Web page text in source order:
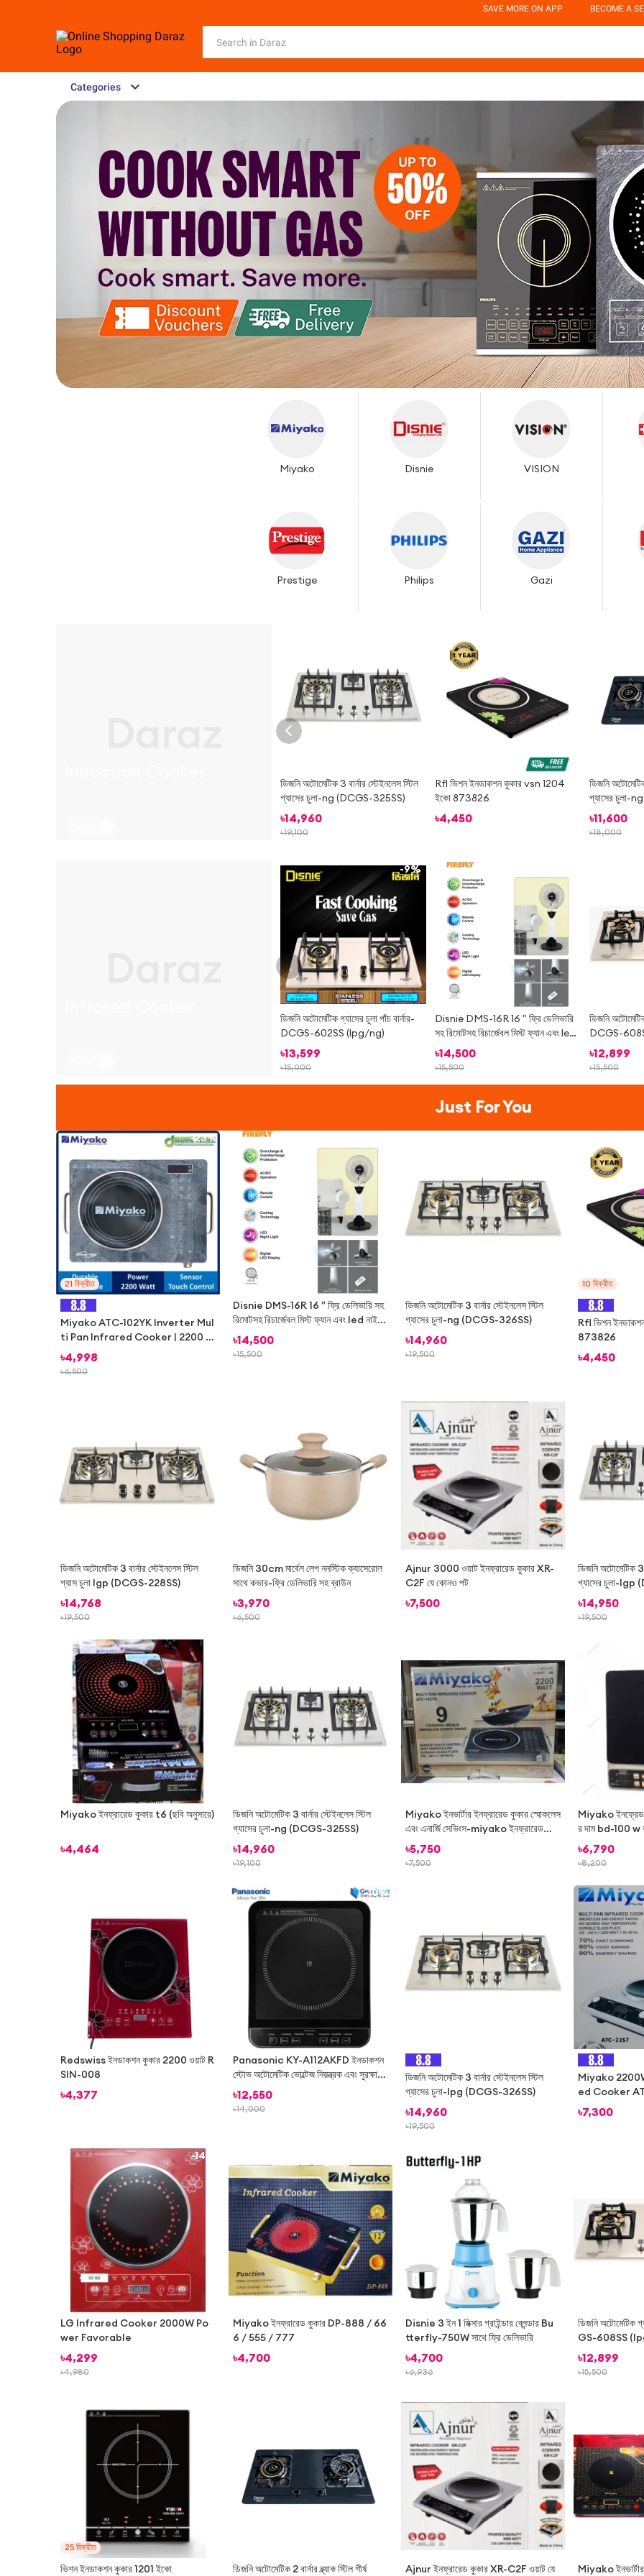
SAVE MORE ON APP BECOME A
Categories
Miyako Disnie VISION
Prestige Philips Gazi
ডিজনি অটোমেটিক 3 বার্নার স্টেইনলেস স্টিল
গ্যাসের চুলা-ng (DCGS-325SS)
৳14,960
৳19,100
Rfl ভিশন ইনডাকশন কুকার vsn 1204
ইকো 873826
৳4,450
ডিজনি অটোমেটিক
গ্যাসের চুলা-ng
৳11,600
৳18,000
-9%
ডিজনি অটোমেটিক গ্যাসের চুলা পাঁচ বার্নার-
DCGS-602SS (lpg/ng)
৳13,599
৳15,000
Disnie DMS-16R 16 ″ ফ্রি ডেলিভারি
সহ রিমোটসহ রিচার্জেবল মিস্ট ফ্যান এবং led
নাইট লাইট
৳14,500
৳15,500
ডিজনি
DCGS-
৳12,899
৳15,500
Just For You
-23%
21 বিক্রীত
Miyako ATC-102YK Inverter Mul
ti Pan Infrared Cooker | 2200 W
att
৳4,998
৳6,500
Disnie DMS-16R 16 ″ ফ্রি ডেলিভারি সহ
রিমোটসহ রিচার্জেবল মিস্ট ফ্যান এবং led নাইট
লাইট
৳14,500
৳15,500
ডিজনি অটোমেটিক 3 বার্নার স্টেইনলেস স্টিল
গ্যাসের চুলা-ng (DCGS-326SS)
৳14,960
৳19,500
10 বিক্রীত
Rfl ভিশন
873826
৳4,450
ডিজনি অটোমেটিক 3 বার্নার স্টেইনলেস স্টিল
গ্যাস চুলা lgp (DCGS-228SS)
৳14,768
৳19,500
ডিজনি 30cm মার্বেল লেপ ননস্টিক ক্যাসেরোল
সাথে কভার-ফ্রি ডেলিভারি সহ ব্রাউন
৳3,970
৳6,500
Ajnur 3000 ওয়াট ইনফ্রারেড কুকার XR-
C2F যে কোনও পট
৳7,500
ডিজনি অটোমেটিক 3
গ্যাসের চুলা-lgp
ডেলিভারি সহ
৳14,950
৳19,500
Miyako ইনফ্রারেড কুকার t6 (ছবি অনুসারে)
৳4,464
ডিজনি অটোমেটিক 3 বার্নার স্টেইনলেস স্টিল
গ্যাসের চুলা-ng (DCGS-325SS)
৳14,960
৳19,100
Miyako ইনভার্টার ইনফ্রারেড কুকার স্মোকলেস
এবং এনার্জি সেভিংস-miyako ইনফ্রারেড
কুকারের সাথে দক্ষতার সাথে কুক-ধোঁয়াবিহীন এবং
শক্তি-সঞ্চয়কারী সরঞ্জাম
৳5,750
৳7,500
Miyako
র দাম bd-100 w
ধোঁয়াবিহীন রান্না,
কাজ করে, আপডেট
৳6,790
৳8,200
Redswiss ইনডাকশন কুকার 2200 ওয়াট R
SIN-008
৳4,377
-10%
Panasonic KY-A112AKFD ইনডাকশন
স্টোভ অটোমেটিক ভোল্টেজ নিয়ন্ত্রক এবং সুরক্ষা
কাটা বন্ধ
৳12,550
৳14,000
ডিজনি অটোমেটিক 3 বার্নার স্টেইনলেস স্টিল
গ্যাসের চুলা-lpg (DCGS-326SS)
৳14,960
৳19,500
Miyako
ed Cooker
৳7,300
-14%
LG Infrared Cooker 2000W Po
wer Favorable
৳4,299
৳4,980
Miyako ইনফ্রারেড কুকার DP-888 / 66
6 / 555 / 777
৳4,700
Disnie 3 ইন 1 মিক্সার গ্রাইন্ডার ব্লেন্ডার Bu
tterfly-750W সাথে ফ্রি ডেলিভারি
৳4,700
৳6,936
ডিজনি অটোমেটিক
GS-608SS
৳12,899
৳15,500
25 বিক্রীত
ভিশন ইনডাকশন কুকার 1201 ইকো ডিজনি অটোমেটিক 2 বার্নার ব্ল্যাক স্টিল শীর্ষ Ajnur ইনফ্রারেড কুকার XR-C2F ওয়াট যে Miyako